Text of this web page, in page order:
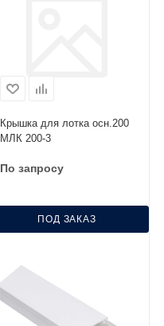
Крышка для лотка осн.200
МЛК 200-3
По запросу
ПОД ЗАКАЗ